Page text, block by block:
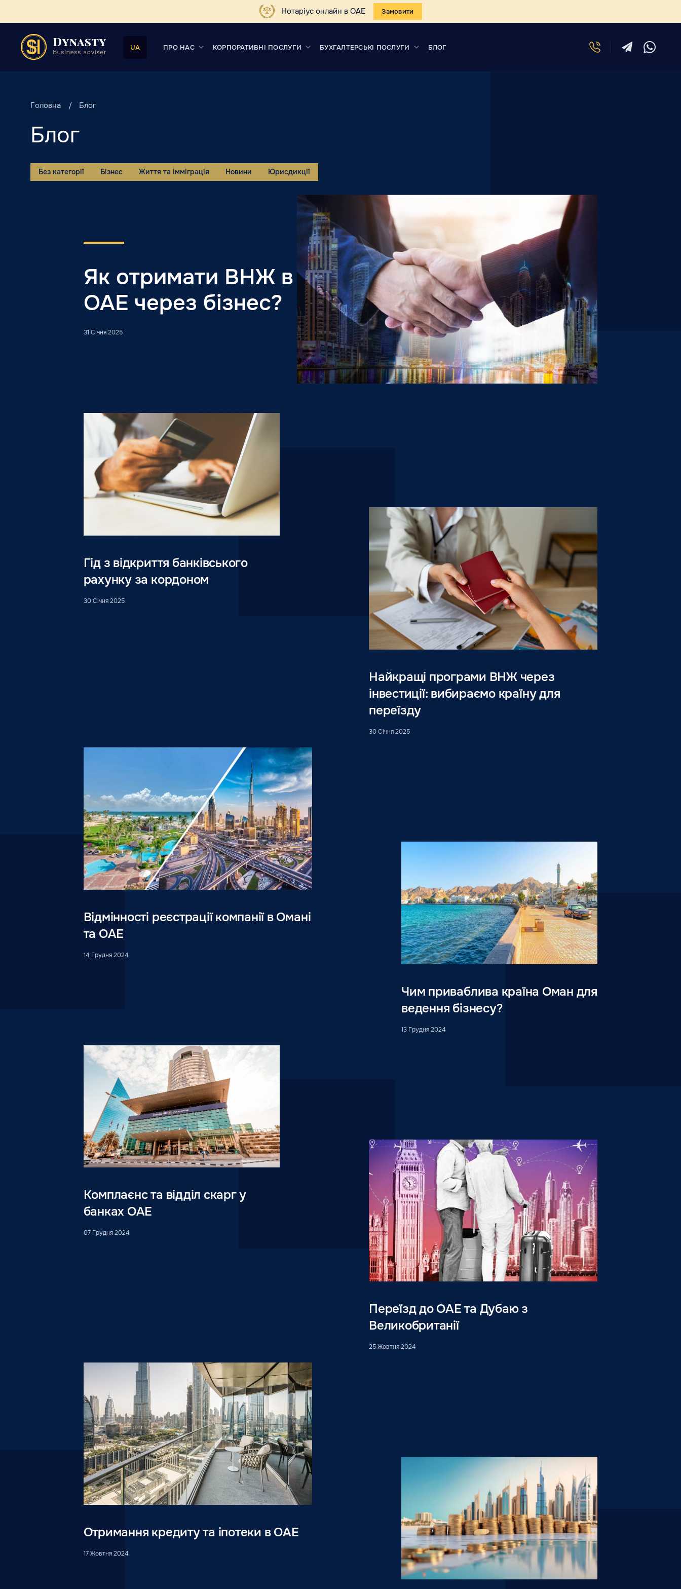
Нотаріус онлайн в ОАЕ Замовити
UA ПРО НАС КОРПОРАТИВНІ ПОСЛУГИ БУХГАЛТЕРСЬКІ ПОСЛУГИ БЛОГ
Головна Блог
Блог
Без категорії Бізнес Життя та імміграція Новини Юрисдикції
Як отримати ВНЖ в
ОАЕ через бізнес?
31 Січня 2025
Гід з відкриття банківського
рахунку за кордоном
30 Січня 2025
Найкращі програми ВНЖ через
інвестиції: вибираємо країну для
переїзду
30 Січня 2025
Відмінності реєстрації компанії в Омані
та ОАЕ
14 Грудня 2024
Чим приваблива країна Оман для
ведення бізнесу?
13 Грудня 2024
Комплаєнс та відділ скарг у
банках ОАЕ
07 Грудня 2024
Переїзд до ОАЕ та Дубаю з
Великобританії
25 Жовтня 2024
Отримання кредиту та іпотеки в ОАЕ
17 Жовтня 2024